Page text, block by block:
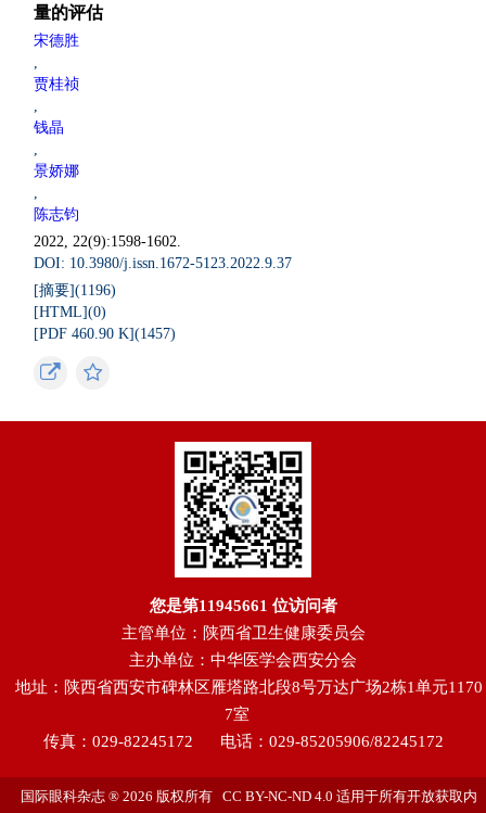
量的评估
宋德胜
,
贾桂祯
,
钱晶
,
景娇娜
,
陈志钧
2022, 22(9):1598-1602.
DOI: 10.3980/j.issn.1672-5123.2022.9.37
[摘要](1196)
[HTML](0)
[PDF 460.90 K](1457)
您是第11945661 位访问者
主管单位：陕西省卫生健康委员会
主办单位：中华医学会西安分会
地址：陕西省西安市碑林区雁塔路北段8号万达广场2栋1单元1170
7室
传真：029-82245172
电话：029-85205906/82245172
国际眼科杂志 ® 2026 版权所有 CC BY-NC-ND 4.0 适用于所有开放获取内